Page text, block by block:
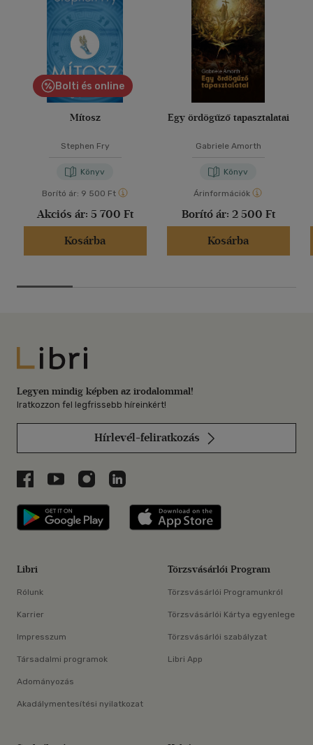
Bolti és online
Mítosz
Stephen Fry
Könyv
Borító ár: 9 500 Ft
Akciós ár: 5 700 Ft
Kosárba
Egy ördögűző tapasztalatai
Gabriele Amorth
Könyv
Árinformációk
Borító ár: 2 500 Ft
Kosárba
Libri
Legyen mindig képben az irodalommal!
Iratkozzon fel legfrissebb híreinkért!
Hírlevél-feliratkozás
Libri a Facebookon
Libri a Youtube-on
Libri az Instagramon
Libri a LinkedInen
Libri applikáció Szerezd meg: Google
Libri
Rólunk
Karrier
Impresszum
Társadalmi programok
Adományozás
Akadálymentesítési nyilatkozat
Törzsvásárlói Program
Törzsvásárlói Programunkról
Törzsvásárlói Kártya egyenlege
Törzsvásárlói szabályzat
Libri App